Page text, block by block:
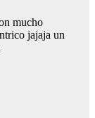
mucho
jajaja un